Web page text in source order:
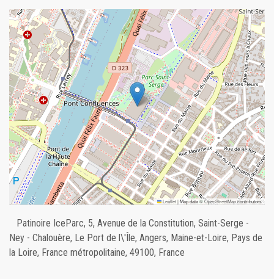
Leaflet|Map data ©OpenStreetMapcontributors
Patinoire IceParc, 5, Avenue de la Constitution, Saint-Serge -
Ney - Chalouère, Le Port de l\'Île, Angers, Maine-et-Loire, Pays de
la Loire, France métropolitaine, 49100, France